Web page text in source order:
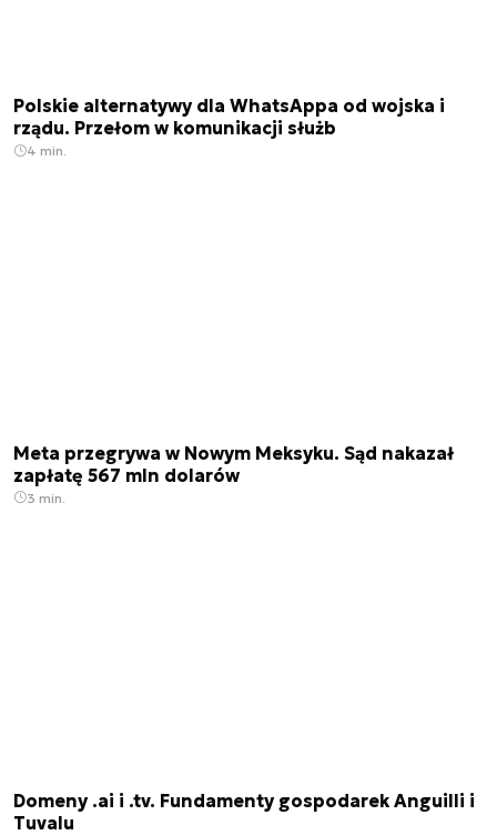
Polskie alternatywy dla WhatsAppa od wojska i
rządu. Przełom w komunikacji służb
4 min.
Meta przegrywa w Nowym Meksyku. Sąd nakazał
zapłatę 567 mln dolarów
3 min.
Domeny .ai i .tv. Fundamenty gospodarek Anguilli i
Tuvalu